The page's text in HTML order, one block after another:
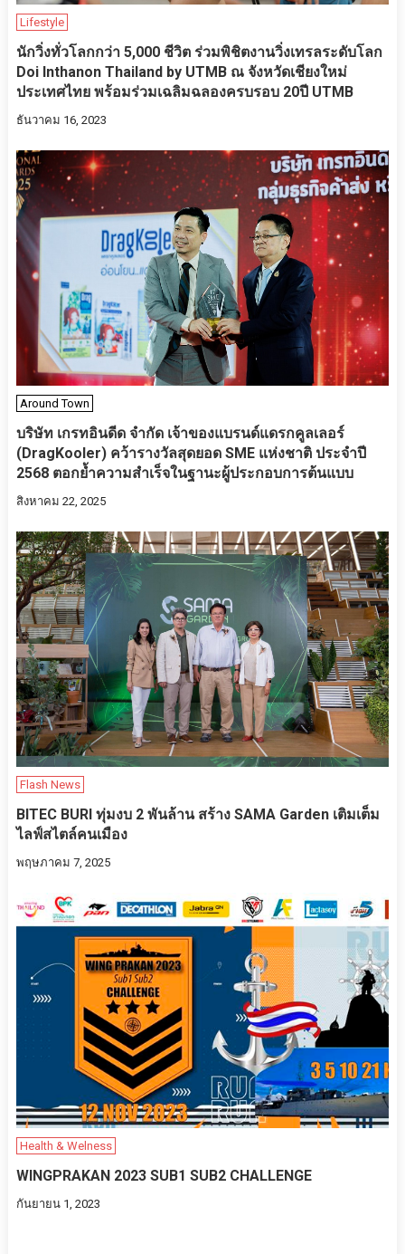
Lifestyle
นักวิ่งทั่วโลกกว่า 5,000 ชีวิต ร่วมพิชิตงานวิ่งเทรลระดับโลก
Doi Inthanon Thailand by UTMB ณ จังหวัดเชียงใหม่
ประเทศไทย พร้อมร่วมเฉลิมฉลองครบรอบ 20ปี UTMB
ธันวาคม 16, 2023
Around Town
บริษัท เกรทอินดีด จำกัด เจ้าของแบรนด์แดรกคูลเลอร์
(DragKooler) คว้ารางวัลสุดยอด SME แห่งชาติ ประจำปี
2568 ตอกย้ำความสำเร็จในฐานะผู้ประกอบการต้นแบบ
สิงหาคม 22, 2025
Flash News
BITEC BURI ทุ่มงบ 2 พันล้าน สร้าง SAMA Garden เติมเต็ม
ไลฟ์สไตล์คนเมือง
พฤษภาคม 7, 2025
Health & Welness
WINGPRAKAN 2023 SUB1 SUB2 CHALLENGE
กันยายน 1, 2023